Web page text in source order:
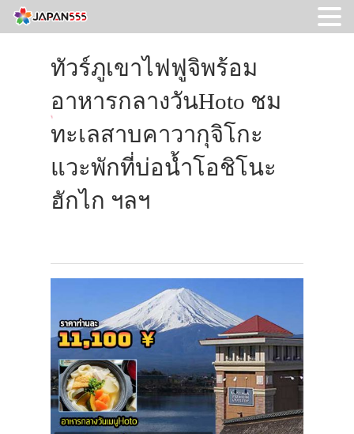
ทัวร์ภูเขาไฟฟูจิพร้อม
อาหารกลางวันHoto ชม
ทะเลสาบคาวากุจิโกะ
แวะพักที่บ่อน้ำโอชิโนะ
ฮักไก ฯลฯ